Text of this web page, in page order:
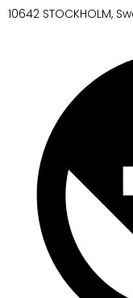
10642 STOCKHOLM,